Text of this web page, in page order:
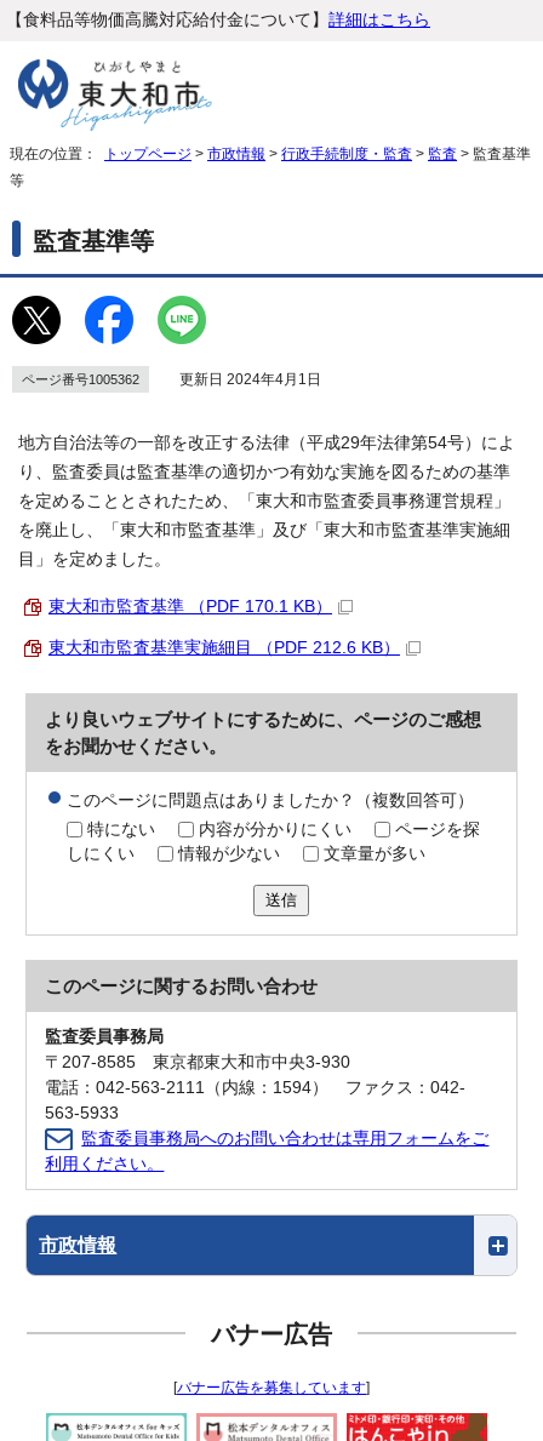
【食料品等物価高騰対応給付金について】 詳細はこちら
現在の位置： トップページ > 市政情報 > 行政手続制度・監査 > 監査 > 監査基準
等
監査基準等
ページ番号1005362 更新日 2024年4月1日
地方自治法等の一部を改正する法律（平成29年法律第54号）によ
り、監査委員は監査基準の適切かつ有効な実施を図るための基準
を定めることとされたため、「東大和市監査委員事務運営規程」
を廃止し、「東大和市監査基準」及び「東大和市監査基準実施細
目」を定めました。
東大和市監査基準 （PDF 170.1 KB）
東大和市監査基準実施細目 （PDF 212.6 KB）
より良いウェブサイトにするために、ページのご感想
をお聞かせください。
このページに問題点はありましたか？（複数回答可）
特にない
内容が分かりにくい
ページを探
しにくい
情報が少ない 文章量が多い
送信
このページに関するお問い合わせ
監査委員事務局
〒207-8585 東京都東大和市中央3-930
電話：042-563-2111（内線：1594） ファクス：042-
563-5933
監査委員事務局へのお問い合わせは専用フォームをご
利用ください。
市政情報
バナー広告
[バナー広告を募集しています]